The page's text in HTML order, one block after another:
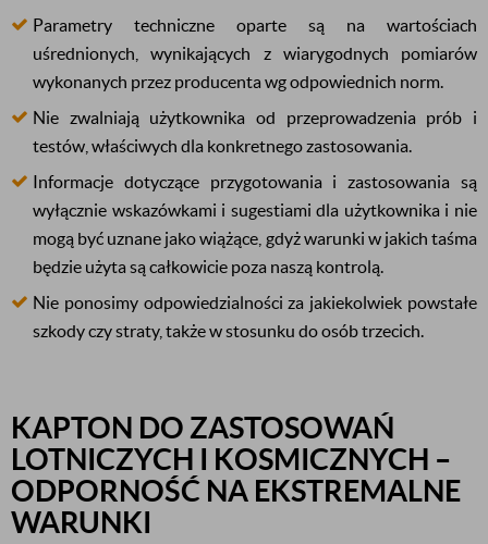
Parametry techniczne oparte są na wartościach
uśrednionych, wynikających z wiarygodnych pomiarów
wykonanych przez producenta wg odpowiednich norm.
Nie zwalniają użytkownika od przeprowadzenia prób i
testów, właściwych dla konkretnego zastosowania.
Informacje dotyczące przygotowania i zastosowania są
wyłącznie wskazówkami i sugestiami dla użytkownika i nie
mogą być uznane jako wiążące, gdyż warunki w jakich taśma
będzie użyta są całkowicie poza naszą kontrolą.
Nie ponosimy odpowiedzialności za jakiekolwiek powstałe
szkody czy straty, także w stosunku do osób trzecich.
KAPTON DO ZASTOSOWAŃ
LOTNICZYCH I KOSMICZNYCH –
ODPORNOŚĆ NA EKSTREMALNE
WARUNKI